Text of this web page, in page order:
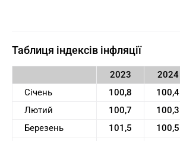
Таблиця індексів інфляції
2023 2024
Січень
100,8 100,4
Лютий
100,7 100,3
Березень
101,5 100,5